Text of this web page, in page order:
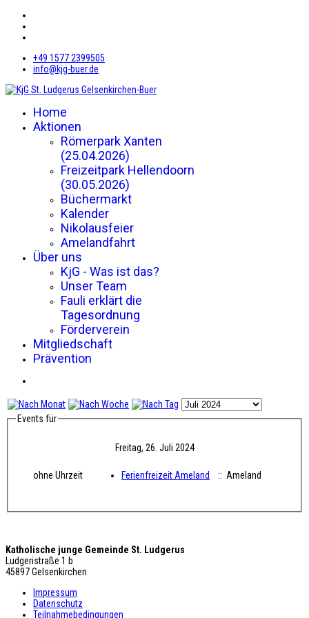
+49 1577 2399505
info@kjg-buer.de
Home
Aktionen
Römerpark Xanten
(25.04.2026)
Freizeitpark Hellendoorn
(30.05.2026)
Büchermarkt
Kalender
Nikolausfeier
Amelandfahrt
Über uns
KjG - Was ist das?
Unser Team
Fauli erklärt die
Tagesordnung
Förderverein
Mitgliedschaft
Prävention
Events für
Freitag, 26. Juli 2024
ohne Uhrzeit Ferienfreizeit Ameland :: Ameland
Katholische junge Gemeinde St. Ludgerus
Ludgeristraße 1 b
45897 Gelsenkirchen
Impressum
Datenschutz
Teilnahmebedingungen